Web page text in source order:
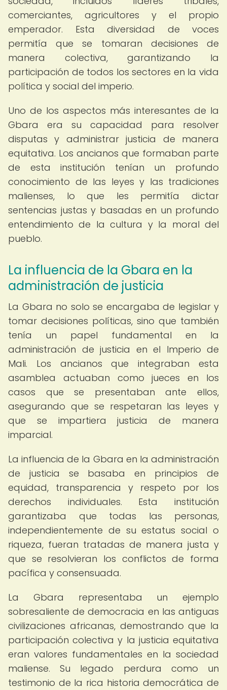
comerciantes, agricultores y el propio
emperador. Esta diversidad de voces
permitía que se tomaran decisiones de
manera colectiva, garantizando la
participación de todos los sectores en la vida
política y social del imperio.
Uno de los aspectos más interesantes de la
Gbara era su capacidad para resolver
disputas y administrar justicia de manera
equitativa. Los ancianos que formaban parte
de esta institución tenían un profundo
conocimiento de las leyes y las tradiciones
malienses, lo que les permitía dictar
sentencias justas y basadas en un profundo
entendimiento de la cultura y la moral del
pueblo.
La influencia de la Gbara en la
administración de justicia
La Gbara no solo se encargaba de legislar y
tomar decisiones políticas, sino que también
tenía un papel fundamental en la
administración de justicia en el Imperio de
Mali. Los ancianos que integraban esta
asamblea actuaban como jueces en los
casos que se presentaban ante ellos,
asegurando que se respetaran las leyes y
que se impartiera justicia de manera
imparcial.
La influencia de la Gbara en la administración
de justicia se basaba en principios de
equidad, transparencia y respeto por los
derechos individuales. Esta institución
garantizaba que todas las personas,
independientemente de su estatus social o
riqueza, fueran tratadas de manera justa y
que se resolvieran los conflictos de forma
pacífica y consensuada.
La Gbara representaba un ejemplo
sobresaliente de democracia en las antiguas
civilizaciones africanas, demostrando que la
participación colectiva y la justicia equitativa
eran valores fundamentales en la sociedad
maliense. Su legado perdura como un
testimonio de la rica historia democrática de